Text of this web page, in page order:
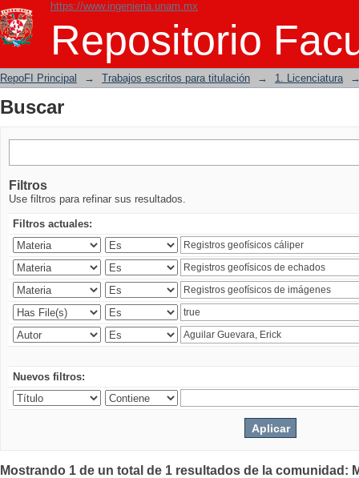
https://www.ingenieria.unam.mx
Repositorio
Buscar
RepoFI Principal → Trabajos escritos para titulación → 1. Licenciatura
Buscar
Filtros
Use filtros para refinar sus resultados.
Filtros actuales:
Nuevos filtros:
Mostrando 1 de un total de 1 resultados de la comunidad: